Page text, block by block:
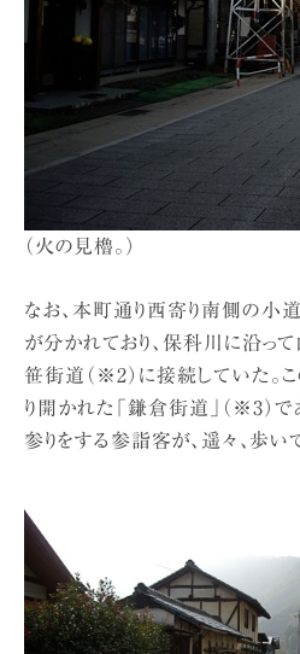
（火の見櫓。）
なお、本町通り西寄り南側の小道
が分かれており、保科川に沿っ
笹街道（※2）に接続していた。
り開かれた「鎌倉街道」（※3）
参りをする参詣客が、遥々、歩い